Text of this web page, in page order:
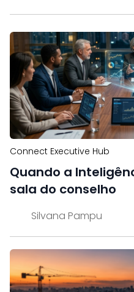
Connect Executive Hub
Quando a
sala do conselho
Silvana Pampu